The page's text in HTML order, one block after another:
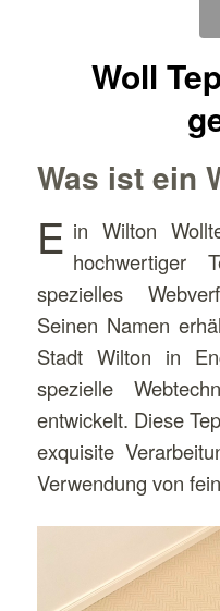
Woll
Was ist ein
E in Wilton
hochwertiger
spezielles
Seinen Namen
Stadt Wilton in
spezielle
entwickelt. Diese
exquisite
Verwendung von